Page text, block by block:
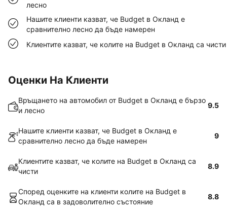
лесно
Нашите клиенти казват, че Budget в Окланд е
сравнително лесно да бъде намерен
Клиентите казват, че колите на Budget в Окланд са чисти
Оценки На Клиенти
Връщането на автомобил от Budget в Окланд е бързо
и лесно
9.5
Нашите клиенти казват, че Budget в Окланд е
сравнително лесно да бъде намерен
9
Клиентите казват, че колите на Budget в Окланд са
чисти
8.9
Според оценките на клиенти колите на Budget в
Окланд са в задоволително състояние
8.8